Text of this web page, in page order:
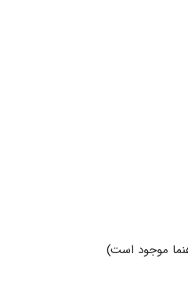
موجود است)